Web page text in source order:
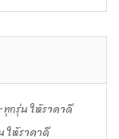
กรุ่น ให้ราคาดี
ให้ราคาดี